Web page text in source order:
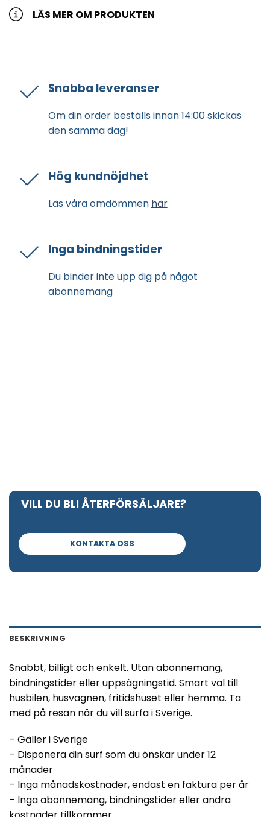
LÄS MER OM PRODUKTEN
Snabba leveranser
Om din order beställs innan 14:00 skickas
den samma dag!
Hög kundnöjdhet
Läs våra omdömmen här
Inga bindningstider
Du binder inte upp dig på något
abonnemang
VILL DU BLI ÅTERFÖRSÄLJARE?
KONTAKTA OSS
BESKRIVNING
Snabbt, billigt och enkelt. Utan abonnemang,
bindningstider eller uppsägningstid. Smart val till
husbilen, husvagnen, fritidshuset eller hemma. Ta
med på resan när du vill surfa i Sverige.
– Gäller i Sverige
– Disponera din surf som du önskar under 12
månader
– Inga månadskostnader, endast en faktura per år
– Inga abonnemang, bindningstider eller andra